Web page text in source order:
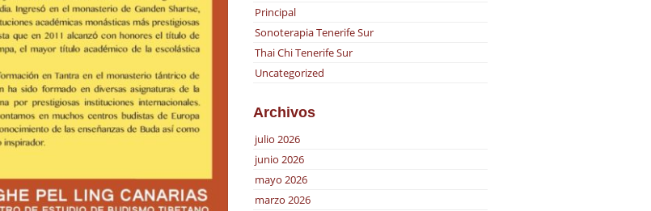
Principal
Sonoterapia Tenerife Sur
Thai Chi Tenerife Sur
Uncategorized
Archivos
julio 2026
junio 2026
mayo 2026
marzo 2026